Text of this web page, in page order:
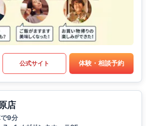
公式サイト 体験・相談予約
店
9分